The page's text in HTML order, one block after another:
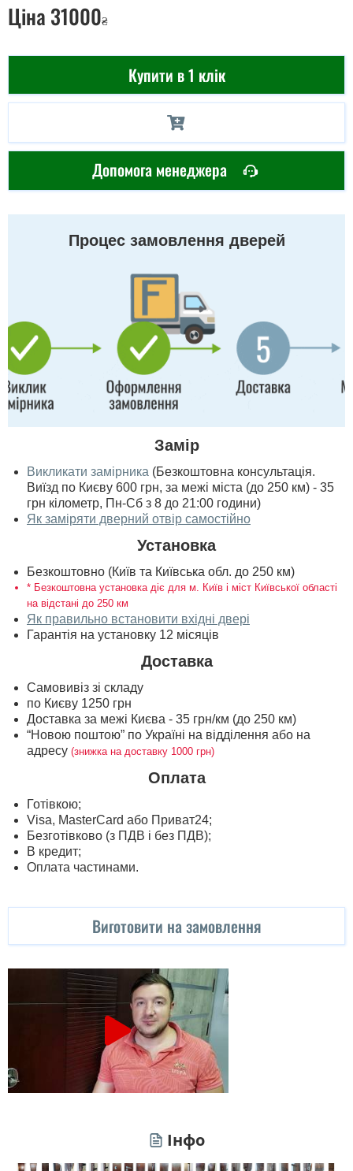
Ціна 31000₴
Купити в 1 клік
Допомога менеджера
Процес замовлення дверей
Замір
Викликати замірника (Безкоштовна консультація.
Виїзд по Києву 600 грн, за межі міста (до 250 км) - 35
грн кілометр, Пн-Сб з 8 до 21:00 години)
Як заміряти дверний отвір самостійно
Установка
Безкоштовно (Київ та Київська обл. до 250 км)
* Безкоштовна установка діє для м. Київ і міст Київської області
на відстані до 250 км
Як правильно встановити вхідні двері
Гарантія на установку 12 місяців
Доставка
Самовивіз зі складу
по Києву 1250 грн
Доставка за межі Києва - 35 грн/км (до 250 км)
“Новою поштою” по Україні на відділення або на
адресу (знижка на доставку 1000 грн)
Оплата
Готівкою;
Visa, MasterСard або Приват24;
Безготівково (з ПДВ і без ПДВ);
В кредит;
Оплата частинами.
Виготовити на замовлення
Інфо